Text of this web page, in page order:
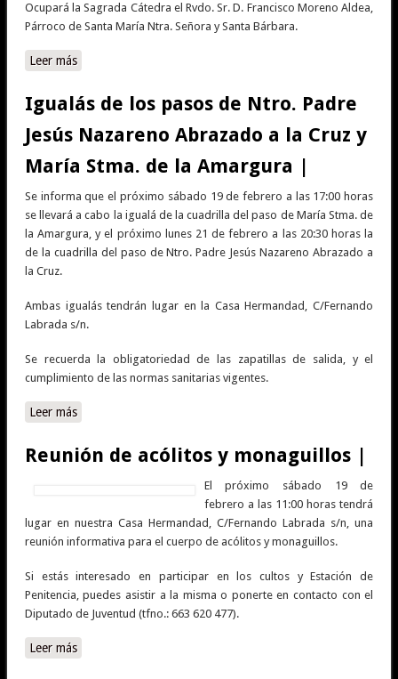
Ocupará la Sagrada Cátedra el Rvdo. Sr. D. Francisco Moreno Aldea,
Párroco de Santa María Ntra. Señora y Santa Bárbara.
Leer mássobre Solemnes Cultos en honor a Ntro. Padre Jesús
Igualás de los pasos de Ntro. Padre
Jesús Nazareno Abrazado a la Cruz y
María Stma. de la Amargura |
Se informa que el próximo sábado 19 de febrero a las 17:00 horas
se llevará a cabo la igualá de la cuadrilla del paso de María Stma. de
la Amargura, y el próximo lunes 21 de febrero a las 20:30 horas la
de la cuadrilla del paso de Ntro. Padre Jesús Nazareno Abrazado a
la Cruz.
Ambas igualás tendrán lugar en la Casa Hermandad, C/Fernando
Labrada s/n.
Se recuerda la obligatoriedad de las zapatillas de salida, y el
cumplimiento de las normas sanitarias vigentes.
Leer mássobre Igualás de los pasos de Ntro. Padre Jesús Nazareno
Reunión de acólitos y monaguillos |
El próximo sábado 19 de
febrero a las 11:00 horas tendrá
lugar en nuestra Casa Hermandad, C/Fernando Labrada s/n, una
reunión informativa para el cuerpo de acólitos y monaguillos.
Si estás interesado en participar en los cultos y Estación de
Penitencia, puedes asistir a la misma o ponerte en contacto con el
Diputado de Juventud (tfno.: 663 620 477).
Leer mássobre Reunión de acólitos y monaguillos |